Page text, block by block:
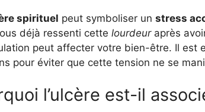
spirituel peut symboliser un stress
déjà ressenti cette lourdeuraprès
peut affecter votre bien-être. Il est
pour éviter que cette tension ne se
l’ulcère est-il